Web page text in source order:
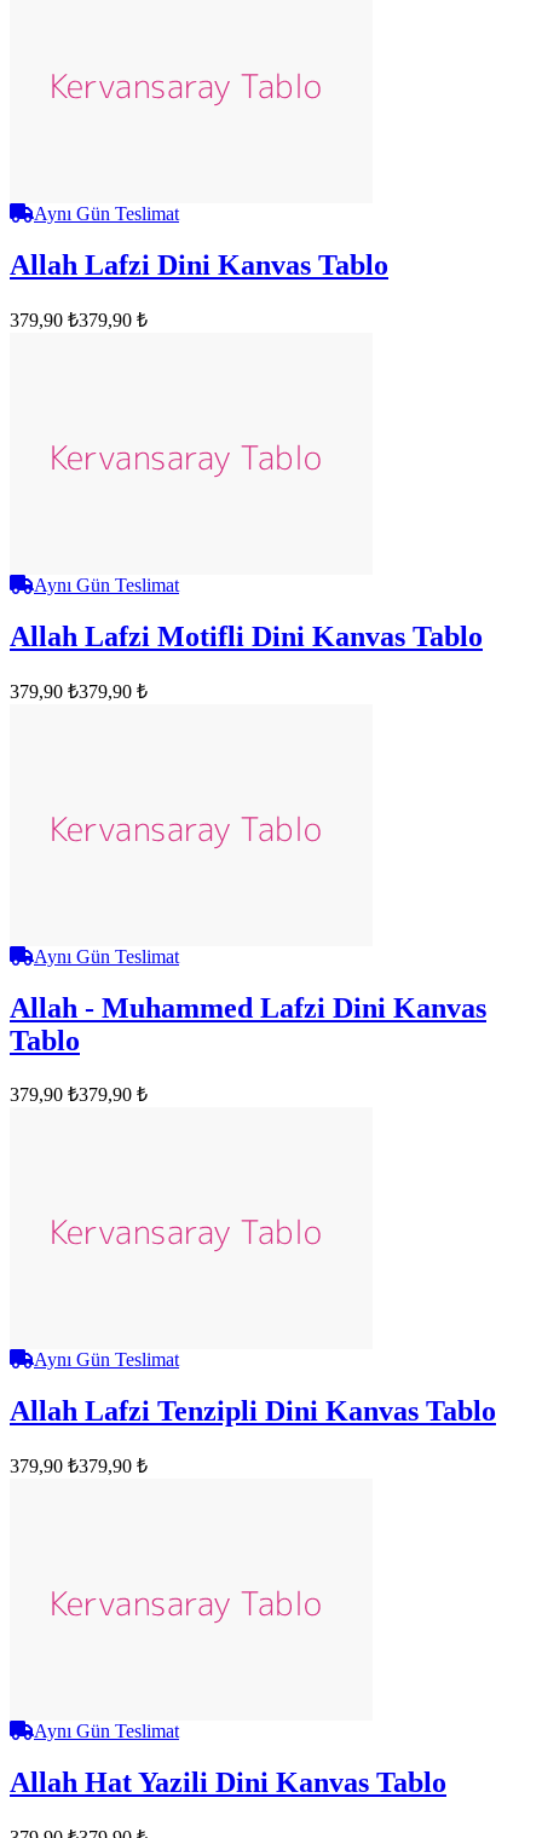
Aynı Gün Teslimat
Allah Lafzi Dini Kanvas Tablo
379,90 ₺379,90 ₺
Aynı Gün Teslimat
Allah Lafzi Motifli Dini Kanvas Tablo
379,90 ₺379,90 ₺
Aynı Gün Teslimat
Allah - Muhammed Lafzi Dini Kanvas
Tablo
379,90 ₺379,90 ₺
Aynı Gün Teslimat
Allah Lafzi Tenzipli Dini Kanvas Tablo
379,90 ₺379,90 ₺
Aynı Gün Teslimat
Allah Hat Yazili Dini Kanvas Tablo